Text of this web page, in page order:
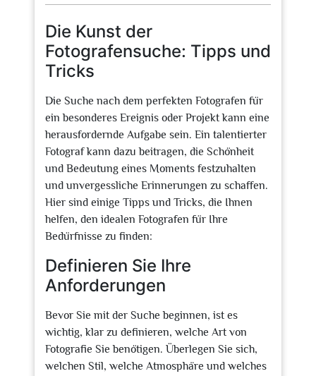
2025
Die Kunst der
Fotografensuche: Tipps und
Tricks
Die Suche nach dem perfekten Fotografen für
ein besonderes Ereignis oder Projekt kann eine
herausfordernde Aufgabe sein. Ein talentierter
Fotograf kann dazu beitragen, die Schönheit
und Bedeutung eines Moments festzuhalten
und unvergessliche Erinnerungen zu schaffen.
Hier sind einige Tipps und Tricks, die Ihnen
helfen, den idealen Fotografen für Ihre
Bedürfnisse zu finden:
Definieren Sie Ihre
Anforderungen
Bevor Sie mit der Suche beginnen, ist es
wichtig, klar zu definieren, welche Art von
Fotografie Sie benötigen. Überlegen Sie sich,
welchen Stil, welche Atmosphäre und welches